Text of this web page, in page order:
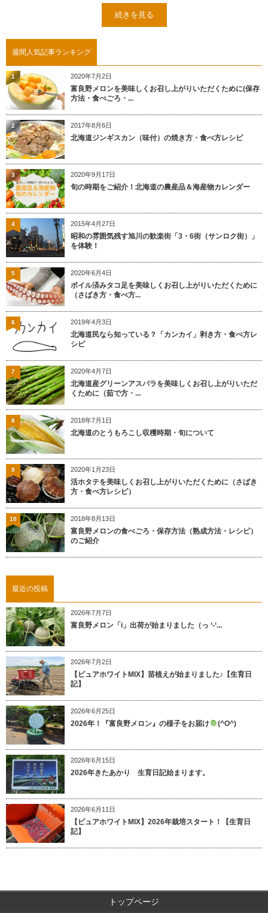
続きを見る
週間人気記事ランキング
2020年7月2日
富良野メロンを美味しくお召し上がりいただくために(保存
方法・食べごろ・...
1
2017年8月6日
北海道ジンギスカン（味付）の焼き方・食べ方レシピ
2
2020年9月17日
旬の時期をご紹介！北海道の農産品＆海産物カレンダー
3
2015年4月27日
昭和の雰囲気残す旭川の歓楽街「3・6街（サンロク街）」
を体験！
4
2020年6月4日
ボイル済みタコ足を美味しくお召し上がりいただくために
（さばき方・食べ方...
5
2019年4月3日
北海道民なら知っている？「カンカイ」剥き方・食べ方レ
シピ
6
2020年4月7日
北海道産グリーンアスパラを美味しくお召し上がりいただ
くために（茹で方・...
7
2018年7月1日
北海道のとうもろこし収穫時期・旬について
8
2020年1月23日
活ホタテを美味しくお召し上がりいただくために（さばき
方・食べ方レシピ）
9
2018年8月13日
富良野メロンの食べごろ・保存方法（熟成方法・レシピ）
のご紹介
10
最近の投稿
2026年7月7日
富良野メロン「i」出荷が始まりました（っ ‘-‘...
2026年7月2日
【ピュアホワイトMIX】苗植えが始まりました♪【生育日
記】
2026年6月25日
2026年！『富良野メロン』の様子をお届け (^O^)
2026年6月15日
2026年きたあかり 生育日記始まります。
2026年6月11日
【ピュアホワイトMIX】2026年栽培スタート！【生育日
記】
トップページ